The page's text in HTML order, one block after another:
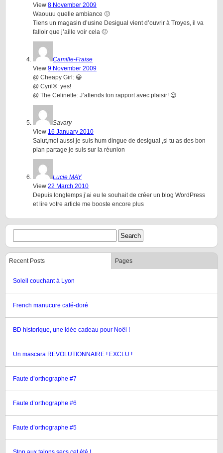
View 8 November 2009
Waouuu quelle ambiance 🙂
Tiens un magasin d’usine Desigual vient d’ouvrir à Troyes, il va
falloir que j’aille voir cela 🙂
Camille-Fraise
View 9 November 2009
@ Cheapy Girl: 😀
@ Cyril®: yes!
@ The Celinette: J’attends ton rapport avec plaisir! 😉
Savary
View 16 January 2010
Salut,moi aussi je suis hum dingue de desigual ,si tu as des bon
plan partage je suis sur la réunion
Lucie MAY
View 22 March 2010
Depuis longtemps j’ai eu le souhait de créer un blog WordPress
et lire votre article me booste encore plus
Recent Posts Pages
Soleil couchant à Lyon
French manucure café-doré
BD historique, une idée cadeau pour Noël !
Un mascara REVOLUTIONNAIRE ! EXCLU !
Faute d’orthographe #7
Faute d’orthographe #6
Faute d’orthographe #5